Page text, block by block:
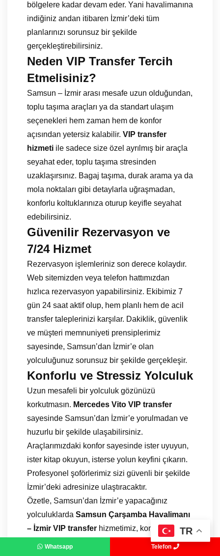
bölgelere kadar devam eder. Yani havalimanına
indiğiniz andan itibaren İzmir’deki tüm
planlarınızı sorunsuz bir şekilde
gerçekleştirebilirsiniz.
Neden VIP Transfer Tercih
Etmelisiniz?
Samsun – İzmir arası mesafe uzun olduğundan,
toplu taşıma araçları ya da standart ulaşım
seçenekleri hem zaman hem de konfor
açısından yetersiz kalabilir. VIP transfer
hizmeti ile sadece size özel ayrılmış bir araçla
seyahat eder, toplu taşıma stresinden
uzaklaşırsınız. Bagaj taşıma, durak arama ya da
mola noktaları gibi detaylarla uğraşmadan,
konforlu koltuklarınıza oturup keyifle seyahat
edebilirsiniz.
Güvenilir Rezervasyon ve
7/24 Hizmet
Rezervasyon işlemleriniz son derece kolaydır.
Web sitemizden veya telefon hattımızdan
hızlıca rezervasyon yapabilirsiniz. Ekibimiz 7
gün 24 saat aktif olup, hem planlı hem de acil
transfer taleplerinizi karşılar. Dakiklik, güvenlik
ve müşteri memnuniyeti prensiplerimiz
sayesinde, Samsun’dan İzmir’e olan
yolculuğunuz sorunsuz bir şekilde gerçekleşir.
Konforlu ve Stressiz Yolculuk
Uzun mesafeli bir yolculuk gözünüzü
korkutmasın. Mercedes Vito VIP transfer
sayesinde Samsun’dan İzmir’e yorulmadan ve
huzurlu bir şekilde ulaşabilirsiniz.
Araçlarımızdaki konfor sayesinde ister uyuyun,
ister kitap okuyun, isterse yolun keyfini çıkarın.
Profesyonel şoförlerimiz sizi güvenli bir şekilde
İzmir’deki adresinize ulaştıracaktır.
Özetle, Samsun’dan İzmir’e yapacağınız
yolculuklarda Samsun Çarşamba Havalimanı
– İzmir VIP transfer hizmetimiz, konfor,
güvenlik ve lüksü bir arada sunar. Mercedes
TR